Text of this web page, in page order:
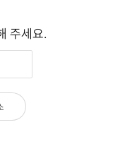
주세요.